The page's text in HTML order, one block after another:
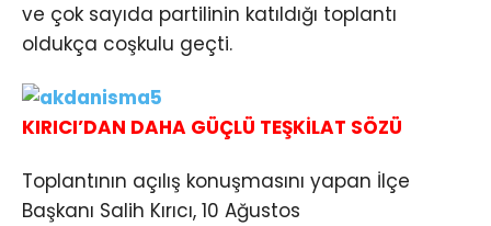
ve çok sayıda partilinin katıldığı toplantı
oldukça coşkulu geçti.
KIRICI’DAN DAHA GÜÇLÜ TEŞKİLAT SÖZÜ
Toplantının açılış konuşmasını yapan İlçe
Başkanı Salih Kırıcı, 10 Ağustos